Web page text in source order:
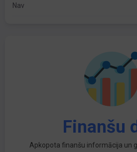
Nav
Finanšu
Apkopota finanšu informācija un